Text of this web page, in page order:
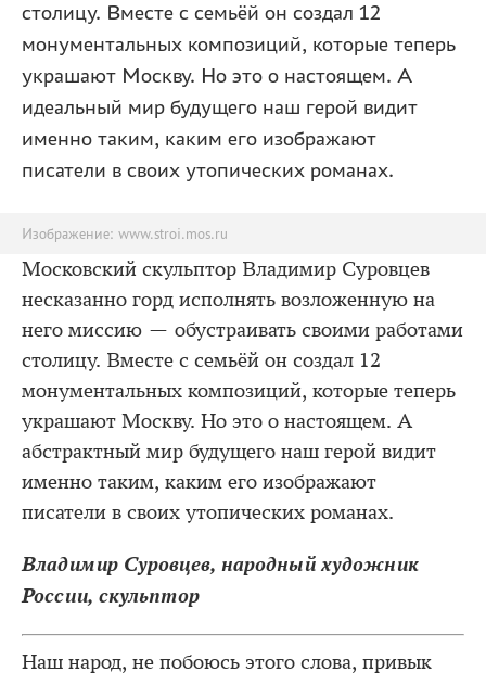
столицу. Вместе с семьёй он создал 12
монументальных композиций, которые теперь
украшают Москву. Но это о настоящем. А
идеальный мир будущего наш герой видит
именно таким, каким его изображают
писатели в своих утопических романах.
Изображение: www.stroi.mos.ru
Московский скульптор Владимир Суровцев
несказанно горд исполнять возложенную на
него миссию — обустраивать своими работами
столицу. Вместе с семьёй он создал 12
монументальных композиций, которые теперь
украшают Москву. Но это о настоящем. А
абстрактный мир будущего наш герой видит
именно таким, каким его изображают
писатели в своих утопических романах.
Владимир Суровцев, народный художник
России, скульптор
Наш народ, не побоюсь этого слова, привык